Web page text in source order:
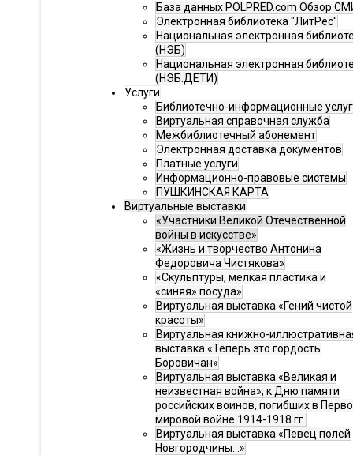
База данных POLPRED.com Обзор
Электронная библиотека "ЛитРес"
Национальная электронная
(НЭБ)
Национальная электронная
(НЭБ.ДЕТИ)
Услуги
Библиотечно-информационные
Виртуальная справочная служба
Межбиблиотечный абонемент
Электронная доставка документов
Платные услуги
Информационно-правовые системы
ПУШКИНСКАЯ КАРТА
Виртуальные выставки
«Участники Великой Отечественной
войны в искусстве»
«Жизнь и творчество Антонина
Федоровича Чистякова»
«Скульптуры, мелкая пластика и
«синяя» посуда»
Виртуальная выставка «Гений чистой
красоты»
Виртуальная книжно-
выставка «Теперь это гордость
Боровичан»
Виртуальная выставка «Великая и
неизвестная война», к Дню памяти
российских воинов, погибших в
мировой войне 1914-1918 гг.
Виртуальная выставка «Певец полей
Новгородчины…»